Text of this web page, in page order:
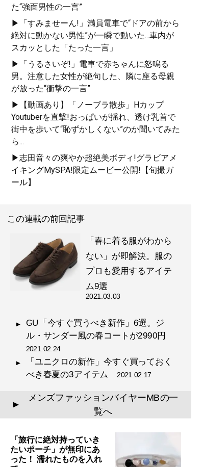
ユニクロやGUでもおしゃれ
な人は何が違うのか？
幸服論――人生は服で簡単
に変えられる』
自信は服で簡単につくること
ができる!
『 最速でおしゃれに見せる
誰も言葉にできなかった
版。電子版特典として、MB
のコーディネート・80スタ
イルを追加収録！
た“強面男性の一言”
▶「すみませーん!」満員電車で“ドアの前から
絶対に動かない男性”が一瞬で動いた...車内が
スカッとした「たった一言」
▶「うるさいぞ!」電車で赤ちゃんに怒鳴る
男。注意した女性が絶句した、隣に座る母親
が放った“衝撃の一言”
▶【動画あり】「ノーブラ散歩」Hカップ
Youtuberを直撃!おっぱいが揺れ、透け乳首で
街中を歩いて“恥ずかしくない”のか聞いてみた
ら...
▶志田音々の爽やか超絶美ボディ!グラビアメ
イキングMySPA!限定ムービー公開!【旬撮ガ
ール】
この連載の前回記事
「春に着る服がわから
ない」が即解決。服の
プロも愛用するアイテ
ム9選
2021.03.03
GU「今すぐ買うべき新作」6選。ジ
ル・サンダー風の春コートが2990円
2021.02.24
「ユニクロの新作」今すぐ買っておく
べき春夏の3アイテム 2021.02.17
▲
メンズファッションバイヤーMBの一
覧へ
「旅行に絶対持っていき
たいポーチ」が無印にあ
った！ 濡れたものを入れ